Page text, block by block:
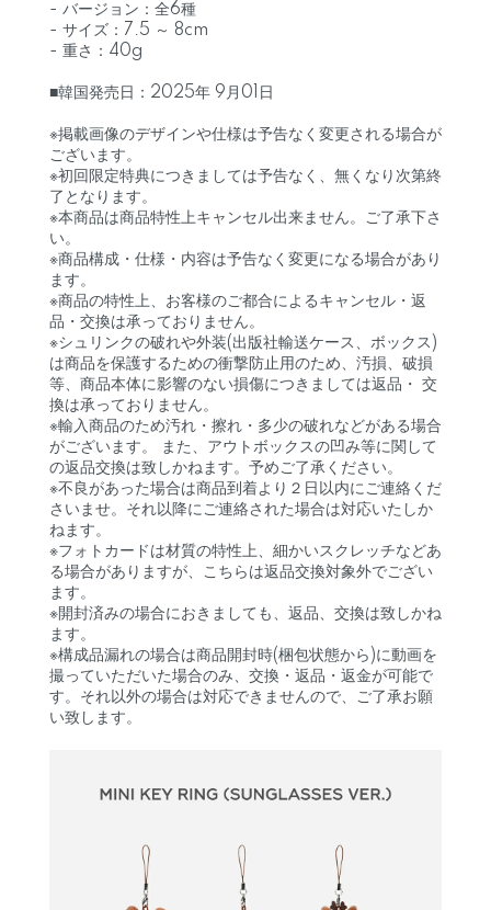
- バージョン：全6種
- サイズ：7.5 ～ 8cm
- 重さ：40g
■韓国発売日：2025年 9月01日
※掲載画像のデザインや仕様は予告なく変更される場合が
ございます。
※初回限定特典につきましては予告なく、無くなり次第終
了となります。
※本商品は商品特性上キャンセル出来ません。ご了承下さ
い。
※商品構成・仕様・内容は予告なく変更になる場合があり
ます。
※商品の特性上、お客様のご都合によるキャンセル・返
品・交換は承っておりません。
※シュリンクの破れや外装(出版社輸送ケース、ボックス)
は商品を保護するための衝撃防止用のため、汚損、破損
等、商品本体に影響のない損傷につきましては返品・ 交
換は承っておりません。
※輸入商品のため汚れ・擦れ・多少の破れなどがある場合
がございます。 また、アウトボックスの凹み等に関して
の返品交換は致しかねます。予めご了承ください。
※不良があった場合は商品到着より２日以内にご連絡くだ
さいませ。それ以降にご連絡された場合は対応いたしか
ねます。
※フォトカードは材質の特性上、細かいスクレッチなどあ
る場合がありますが、こちらは返品交換対象外でござい
ます。
※開封済みの場合におきましても、返品、交換は致しかね
ます。
※構成品漏れの場合は商品開封時(梱包状態から)に動画を
撮っていただいた場合のみ、交換・返品・返金が可能で
す。それ以外の場合は対応できませんので、ご了承お願
い致します。